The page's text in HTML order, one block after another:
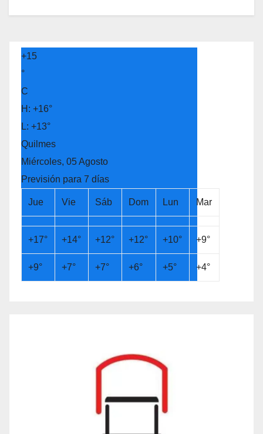
+15
°
C
H: +16°
L: +13°
Quilmes
Miércoles, 05 Agosto
Previsión para 7 días
Jue Vie Sáb Dom Lun Mar
+17° +14° +12° +12° +10° +9°
+9° +7° +7° +6° +5° +4°